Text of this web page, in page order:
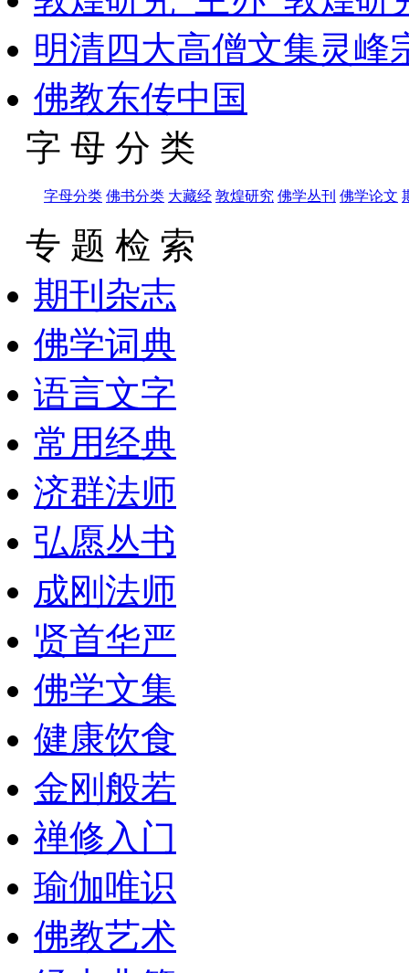
明清四大高僧文集灵峰
佛教东传中国
字 母 分 类
字母分类 佛书分类 大藏经 敦煌研究 佛学丛刊 佛学论文
专 题 检 索
期刊杂志
佛学词典
语言文字
常用经典
济群法师
弘愿丛书
成刚法师
贤首华严
佛学文集
健康饮食
金刚般若
禅修入门
瑜伽唯识
佛教艺术